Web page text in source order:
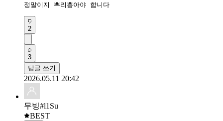
정말이지 뿌리뽑아야 합니다
2
3
답글 쓰기
2026.05.11 20:42
무빙#l1Su
BEST